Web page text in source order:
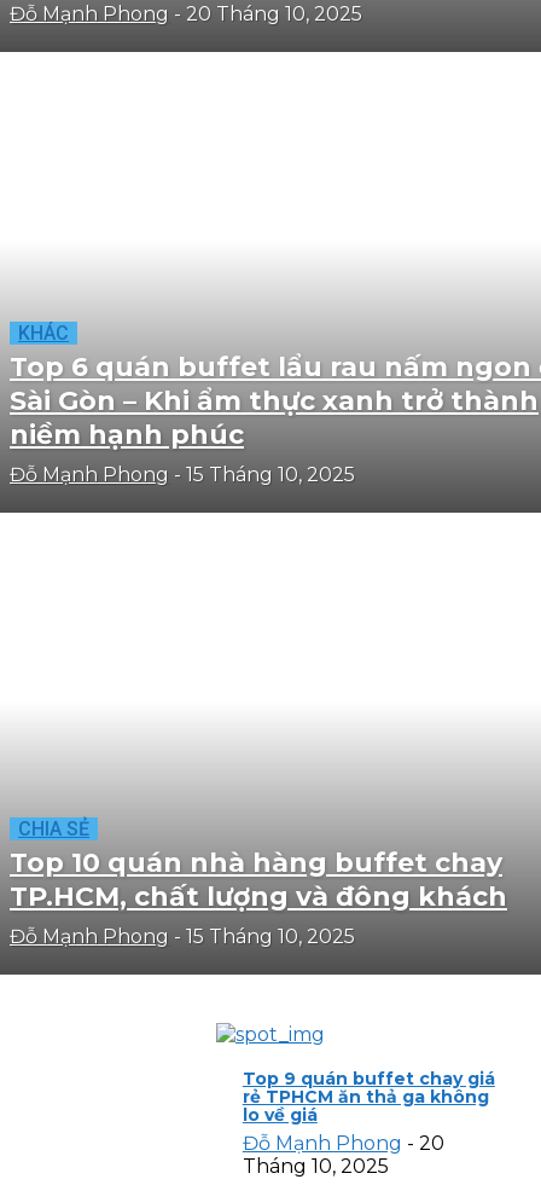
Đỗ Mạnh Phong - 20 Tháng 10, 2025
KHÁC
Top 6 quán buffet lẩu rau nấm ngon
Sài Gòn – Khi ẩm thực xanh trở thành
niềm hạnh phúc
Đỗ Mạnh Phong - 15 Tháng 10, 2025
CHIA SẺ
Top 10 quán nhà hàng buffet chay
TP.HCM, chất lượng và đông khách
Đỗ Mạnh Phong - 15 Tháng 10, 2025
Top 9 quán buffet chay giá
rẻ TPHCM ăn thả ga không
lo về giá
Đỗ Mạnh Phong - 20
Tháng 10, 2025